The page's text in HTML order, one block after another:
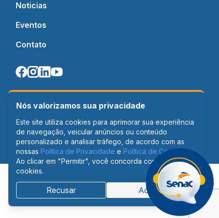
Noticias
Eventos
Contato
Nós valorizamos sua privacidade
Este site utiliza cookies para aprimorar sua experiência
de navegação, veicular anúncios ou conteúdo
personalizado e analisar tráfego, de acordo com as
nossas Política de Privacidade e Política de Cookies.
Ao clicar em "Permitir", você concorda com o uso de
cookies.
Recusar Aceitar